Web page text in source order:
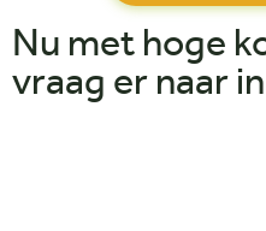
Nu met hoge
vraag er naar